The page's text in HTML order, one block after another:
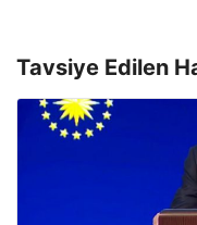
Tavsiye Edilen